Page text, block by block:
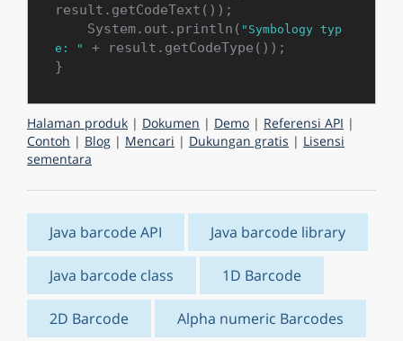
result.getCodeText());
    System.out.println(
"Symbology typ
e: "
+ result.getCodeType());
Halaman produk | Dokumen | Demo | Referensi API |
Contoh | Blog | Mencari | Dukungan gratis | Lisensi
sementara
Java barcode API Java barcode library
Java barcode class 1D Barcode
2D Barcode Alpha numeric Barcodes